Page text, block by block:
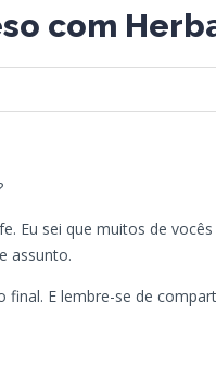
com
Eu sei que muitos de
assunto.
E lembre-se de